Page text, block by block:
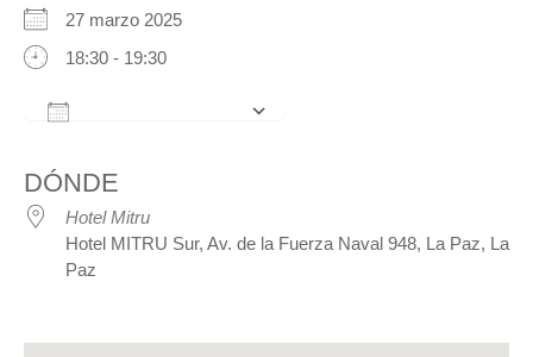
27 marzo 2025
18:30 - 19:30
DÓNDE
Hotel Mitru
Hotel MITRU Sur, Av. de la Fuerza Naval 948, La Paz, La
Paz